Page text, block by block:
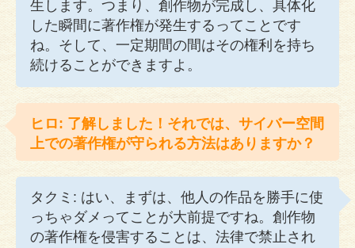
生します。つまり、創作物が完成し、具体化
した瞬間に著作権が発生するってことです
ね。そして、一定期間の間はその権利を持ち
続けることができますよ。
ヒロ: 了解しました！それでは、サイバー空間
上での著作権が守られる方法はありますか？
タクミ: はい、まずは、他人の作品を勝手に使
っちゃダメってことが大前提ですね。創作物
の著作権を侵害することは、法律で禁止され